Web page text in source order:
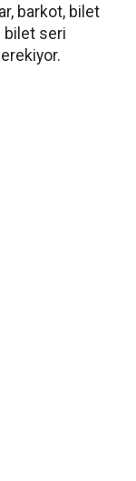
barkot, bilet
bilet seri